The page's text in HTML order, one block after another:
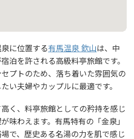
に位置する有馬温泉 欽山は、中
泊を許される高級料亭旅館です。
プトのため、落ち着いた雰囲気の
い夫婦やカップルに最適です。
く、料亭旅館としての矜持を感じ
味わえます。有馬特有の「金泉」
で、歴史ある名湯の力を肌で感じ